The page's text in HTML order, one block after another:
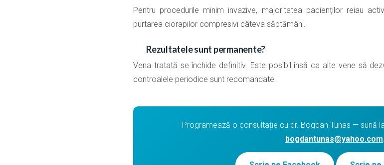
Pentru procedurile minim invazive, majoritatea pacienților reiau
purtarea ciorapilor compresivi câteva săptămâni.
Rezultatele sunt permanente?
Vena tratată se închide definitiv. Este posibil însă ca alte vene să
controalele periodice sunt recomandate.
Programează o consultație cu dr. Bogdan Tunas — sună
bogdantunas@yahoo.com.